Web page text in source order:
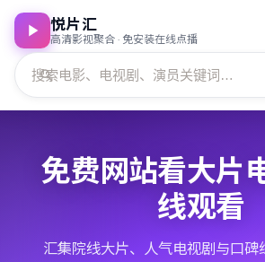
悦片汇
高清影视聚合 · 免安装在线点播
免费网站看大片
线观看
汇集院线大片、人气电视剧与口碑